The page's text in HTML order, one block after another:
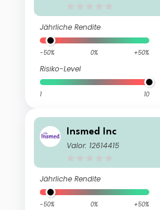
Jährliche Rendite
-50% 0% +50%
Risiko-Level
1 10
Insmed Inc
Valor: 12614415
Jährliche Rendite
-50% 0% +50%